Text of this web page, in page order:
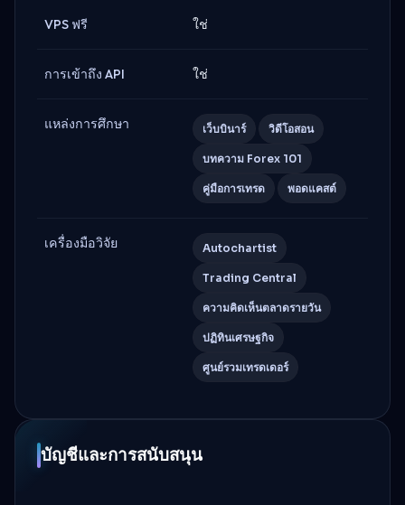
VPS ฟรี ใช่
การเข้าถึง API ใช่
แหล่งการศึกษา เว็บบินาร์ วิดีโอสอน
บทความ Forex 101
คู่มือการเทรด พอดแคสต์
เครื่องมือวิจัย Autochartist
Trading Central
ความคิดเห็นตลาดรายวัน
ปฏิทินเศรษฐกิจ
ศูนย์รวมเทรดเดอร์
บัญชีและการสนับสนุน